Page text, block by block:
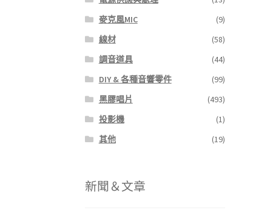
麥克風MIC
(9)
線材
(58)
調音道具
(44)
DIY & 各種音響零件
(99)
黑膠唱片
(493)
投影機
(1)
其他
(19)
新聞＆文章